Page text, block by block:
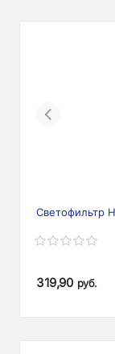
Previous
Светофильтр
319,90 руб.